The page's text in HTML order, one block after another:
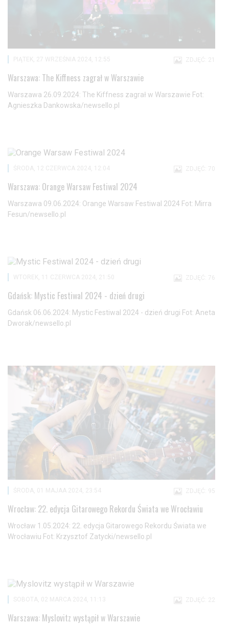
ZDJĘĆ: 21
PIĄTEK, 27 WRZEŚNIA 2024, 12:55
Warszawa: The Kiffness zagrał w Warszawie
Warszawa 26.09.2024: The Kiffness zagrał w Warszawie Fot:
Agnieszka Dankowska/newsello.pl
ZDJĘĆ: 70
ŚRODA, 12 CZERWCA 2024, 12:04
Warszawa: Orange Warsaw Festiwal 2024
Warszawa 09.06.2024: Orange Warsaw Festiwal 2024 Fot: Mirra
Fesun/newsello.pl
ZDJĘĆ: 76
WTOREK, 11 CZERWCA 2024, 21:50
Gdańsk: Mystic Festiwal 2024 - dzień drugi
Gdańsk 06.06.2024: Mystic Festiwal 2024 - dzień drugi Fot: Aneta
Dworak/newsello.pl
ZDJĘĆ: 95
ŚRODA, 01 MAJAA 2024, 23:54
Wrocław: 22. edycja Gitarowego Rekordu Świata we Wrocławiu
Wrocław 1.05.2024: 22. edycja Gitarowego Rekordu Świata we
Wrocławiu Fot: Krzysztof Zatycki/newsello.pl
ZDJĘĆ: 22
SOBOTA, 02 MARCA 2024, 11:13
Warszawa: Myslovitz wystąpił w Warszawie